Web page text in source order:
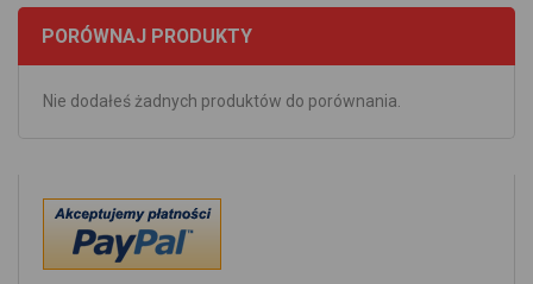
PORÓWNAJ PRODUKTY
Nie dodałeś żadnych produktów do porównania.